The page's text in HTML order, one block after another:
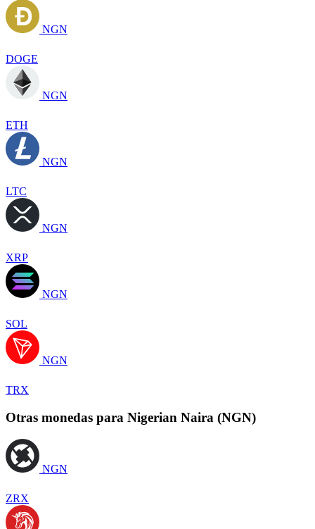
NGN
DOGE
NGN
ETH
NGN
LTC
NGN
XRP
NGN
SOL
NGN
TRX
Otras monedas para Nigerian Naira (NGN)
NGN
ZRX